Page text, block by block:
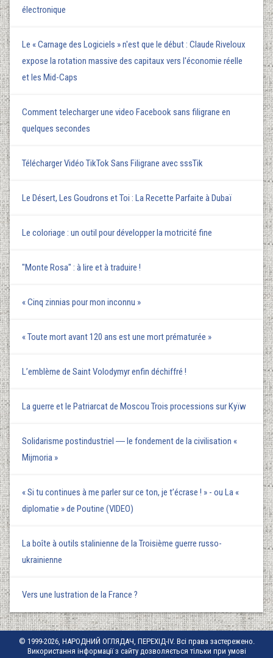
électronique
Le « Carnage des Logiciels » n'est que le début : Claude Riveloux
expose la rotation massive des capitaux vers l'économie réelle
et les Mid-Caps
Comment telecharger une video Facebook sans filigrane en
quelques secondes
Télécharger Vidéo TikTok Sans Filigrane avec sssTik
Le Désert, Les Goudrons et Toi : La Recette Parfaite à Dubaï
Le coloriage : un outil pour développer la motricité fine
"Monte Rosa" : à lire et à traduire !
« Cinq zinnias pour mon inconnu »
« Toute mort avant 120 ans est une mort prématurée »
L’emblème de Saint Volodymyr enfin déchiffré !
La guerre et le Patriarcat de Moscou Trois processions sur Kyїw
Solidarisme postindustriel ― le fondement de la civilisation «
Mijmoria »
« Si tu continues à me parler sur ce ton, je t’écrase ! » - ou La «
diplomatie » de Poutine (VIDEO)
La boîte à outils stalinienne de la Troisième guerre russo-
ukrainienne
Vers une lustration de la France ?
© 1999-2026, НАРОДНИЙ ОГЛЯДАЧ, ПЕРЕХІД-IV. Всі права застережено.
Використання інформації з сайту дозволяється тільки при умові